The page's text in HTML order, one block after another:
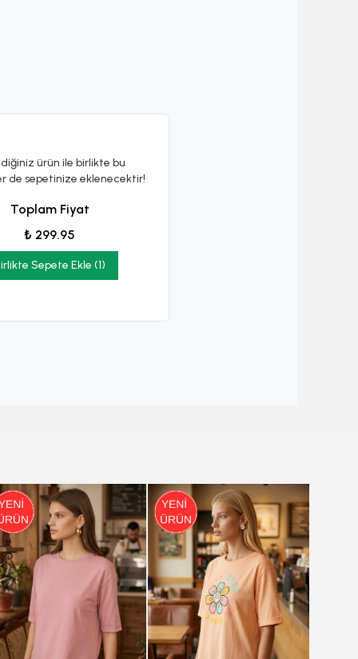
ürün ile birlikte bu
de sepetinize eklenecektir!
Toplam Fiyat
₺ 299.95
Sepete Ekle (1)